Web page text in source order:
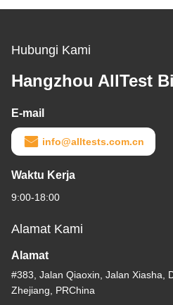
Hubungi Kami
Hangzhou AllTest
E-mail
info@alltests.com.cn
Waktu Kerja
9:00-18:00
Alamat Kami
Alamat
#383, Jalan Qiaoxin, Jalan Xiasha,
Zhejiang, PRChina